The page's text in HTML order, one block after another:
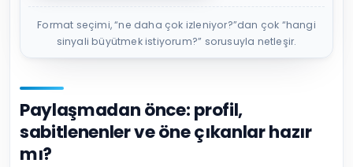
Format seçimi, “ne daha çok izleniyor?”dan çok “hangi
sinyali büyütmek istiyorum?” sorusuyla netleşir.
Paylaşmadan önce: profil,
sabitlenenler ve öne çıkanlar hazır
mı?